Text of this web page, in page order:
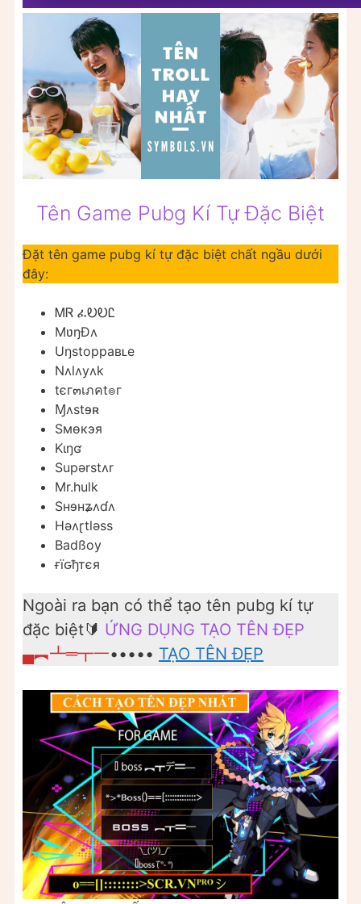
Tên Game Pubg Kí Tự Đặc Biệt
Đặt tên game pubg kí tự đặc biệt chất ngầu dưới
đây:
ᎷᏒ ፈᎧᎧᏝ
MʋŋÐʌ
Uŋstoppaʙʟe
Nʌlʌyʌk
tєг๓เภคt๏г
Ɱʌstɘʀ
Ѕмөкэя
Kɩŋʛ
Supərstʌr
Mr.hulk
Sʜɘʜʑʌɗʌ
Həʌɽtləss
Badßoy
ғїԍђтєя
Ngoài ra bạn có thể tạo tên pubg kí tự
đặc biệt🔰 ỨNG DỤNG TẠO TÊN ĐẸP
▄︻┻═┳一••••• TẠO TÊN ĐẸP